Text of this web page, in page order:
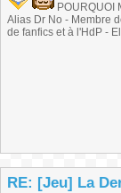
POURQUOI
Alias Dr No - Membre
de fanfics et à l'HdP -
RE: [Jeu] La